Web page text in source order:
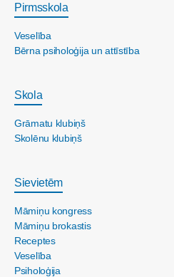
Pirmsskola
Veselība
Bērna psiholoģija un attīstība
Skola
Grāmatu klubiņš
Skolēnu klubiņš
Sievietēm
Māmiņu kongress
Māmiņu brokastis
Receptes
Veselība
Psiholoģija